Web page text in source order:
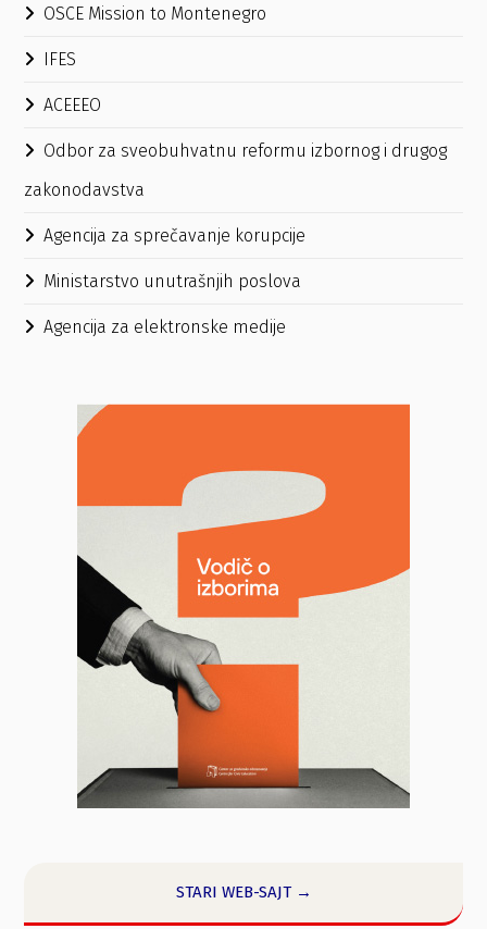
OSCE Mission to Montenegro
IFES
ACEEEO
Odbor za sveobuhvatnu reformu izbornog i drugog
zakonodavstva
Agencija za sprečavanje korupcije
Ministarstvo unutrašnjih poslova
Agencija za elektronske medije
STARI WEB-SAJT →